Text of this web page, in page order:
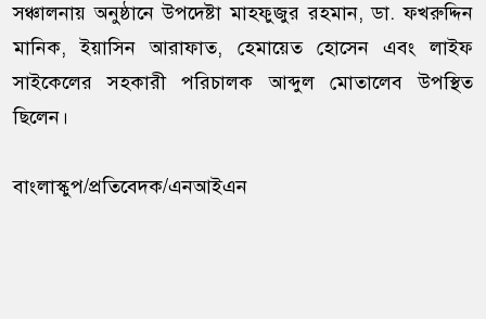
সঞ্চালনায় অনুষ্ঠানে উপদেষ্টা মাহফুজুর রহমান, ডা. ফখরুদ্দিন
মানিক, ইয়াসিন আরাফাত, হেমায়েত হোসেন এবং লাইফ
সাইকেলের সহকারী পরিচালক আব্দুল মোতালেব উপস্থিত
ছিলেন।
বাংলাস্কুপ/প্রতিবেদক/এনআইএন